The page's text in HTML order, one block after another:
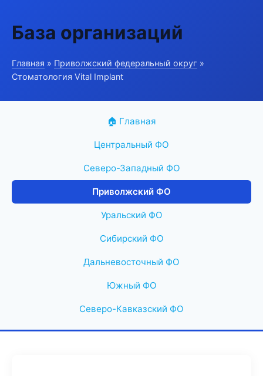
База организаций
Главная » Приволжский федеральный округ »
Стоматология Vital Implant
🏠 Главная
Центральный ФО
Северо-Западный ФО
Приволжский ФО
Уральский ФО
Сибирский ФО
Дальневосточный ФО
Южный ФО
Северо-Кавказский ФО